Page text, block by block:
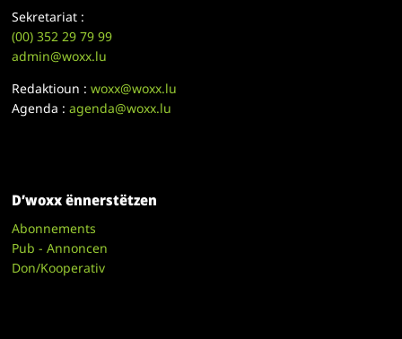
Sekretariat :
(00)352 29 79 99
admin@woxx.lu
Redaktioun :woxx@woxx.lu
Agenda :agenda@woxx.lu
D’woxx ënnerstëtzen
Abonnements
Pub - Annoncen
Don/Kooperativ